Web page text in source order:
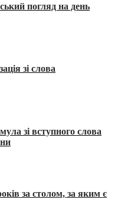
погляд на день
зі слова
зі вступного слова
за столом, за яким є